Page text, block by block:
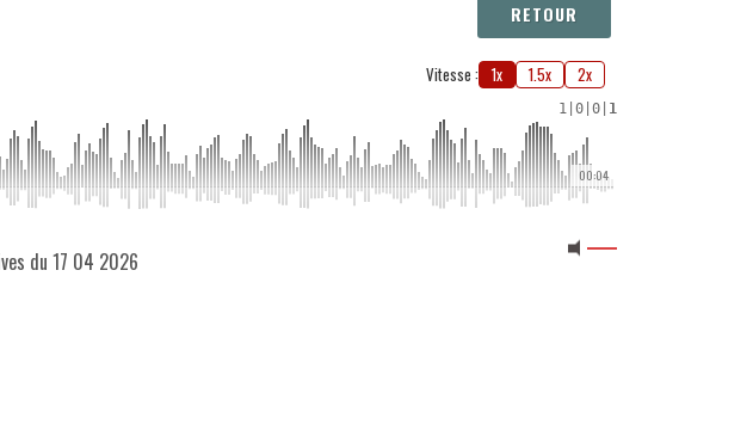
RETOUR
Vitesse : 1x 1.5x 2x
1 0 0 1
00:04
du 17 04 2026